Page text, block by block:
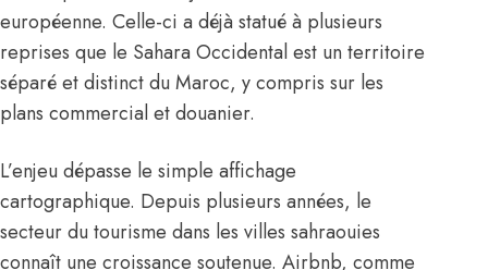
européenne. Celle-ci a déjà statué à plusieurs
reprises que le Sahara Occidental est un territoire
séparé et distinct du Maroc, y compris sur les
plans commercial et douanier.
L’enjeu dépasse le simple affichage
cartographique. Depuis plusieurs années, le
secteur du tourisme dans les villes sahraouies
connaît une croissance soutenue. Airbnb, comme